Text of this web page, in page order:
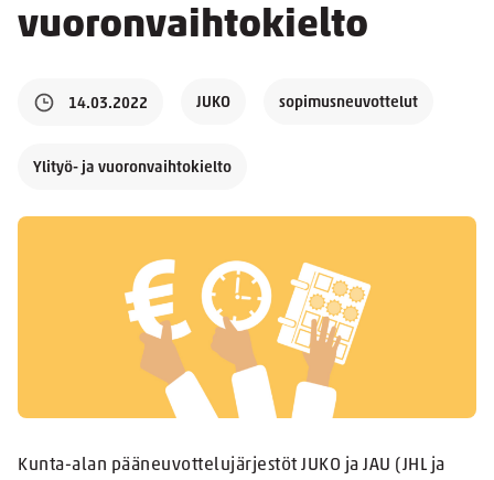
vuoronvaihtokielto
14.03.2022 JUKO sopimusneuvottelut
Ylityö- ja vuoronvaihtokielto
Kunta-alan pääneuvottelujärjestöt JUKO ja JAU (JHL ja